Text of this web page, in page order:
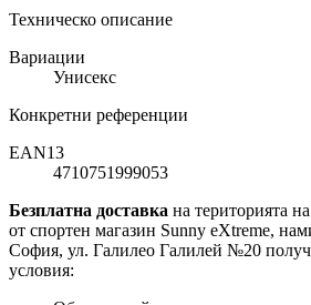
Техническо описание
Вариации
Унисекс
Конкретни референции
EAN13
4710751999053
Безплатна доставка на територията
от спортен магазин Sunny eXtreme,
София, ул. Галилео Галилей №20
условия: